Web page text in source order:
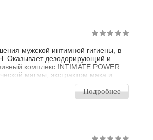
мужской интимной гигиены, в
Оказывает дезодорирующий и
комплекс INTIMATE POWER
магмы, экстрактом мака и
жизненной энергии,
и восстанавливающее действие.
(женьшень, чайное дерево,
Подробнее